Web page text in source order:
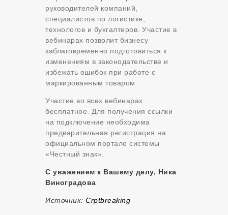
руководителей компаний,
специалистов по логистике,
технологов и бухгалтеров. Участие в
вебинарах позволит бизнесу
заблаговременно подготовиться к
изменениям в законодательстве и
избежать ошибок при работе с
маркированным товаром.
Участие во всех вебинарах
бесплатное. Для получения ссылки
на подключение необходима
предварительная регистрация на
официальном портале системы
«Честный знак».
С уважением к Вашему делу, Ника
Виноградова
Источник: Сrptbreaking